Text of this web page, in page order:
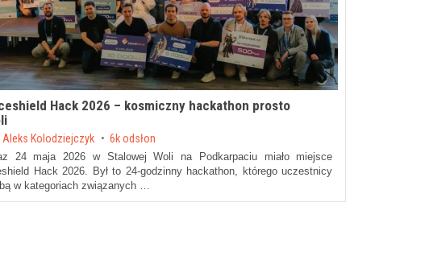
Hack 2026 – kosmiczny hackathon prosto
Aleks Kolodziejczyk 6k odsłon
24 maja 2026 w Stalowej Woli na Podkarpaciu miało miejsce
Hack 2026. Był to 24-godzinny hackathon, którego uczestnicy
w kategoriach związanych …